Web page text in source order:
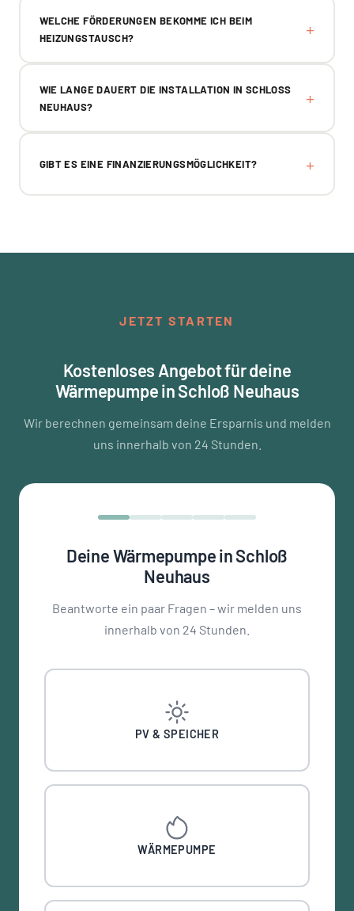
WELCHE FÖRDERUNGEN BEKOMME ICH BEIM
HEIZUNGSTAUSCH?
WIE LANGE DAUERT DIE INSTALLATION IN SCHLOSS N
EUHAUS?
GIBT ES EINE FINANZIERUNGSMÖGLICHKEIT?
JETZT STARTEN
Kostenloses Angebot für deine
Wärmepumpe in Schloß Neuhaus
Wir berechnen gemeinsam deine Ersparnis und melden
uns innerhalb von 24 Stunden.
Deine Wärmepumpe in Schloß
Neuhaus
Beantworte ein paar Fragen – wir melden uns
innerhalb von 24 Stunden.
PV & SPEICHER
WÄRMEPUMPE